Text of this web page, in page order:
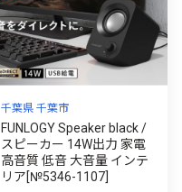
千葉県 千葉市
FUNLOGY Speaker black /
スピーカー 14W出力 家電
高音質 低音 大音量 インテ
リア[№5346-1107]